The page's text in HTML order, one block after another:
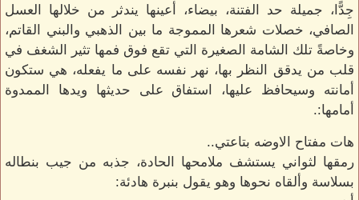
جِدًّا، جميلة حد الفتنة، بيضاء، أعينها يندثر من خلالها العسل
الصافي، خصلات شعرها المموجة ما بين الذهبي والبني القاتم،
وخاصةً تلك الشامة الصغيرة التي تقع فوق فمها تثير الشغف في
قلب من يدقق النظر بها، نهر نفسه على ما يفعله، هي ستكون
أمانته وسيحافظ عليها، استفاق على حديثها ويدها الممدوة
أمامها:.
هات مفتاح الاوضه بتاعتي..
رمقها لثواني يستشف ملامحها الحادة، جذبه من جيب بنطاله
بسلاسة وألقاه نحوها وهو يقول بنبرة هادئة: